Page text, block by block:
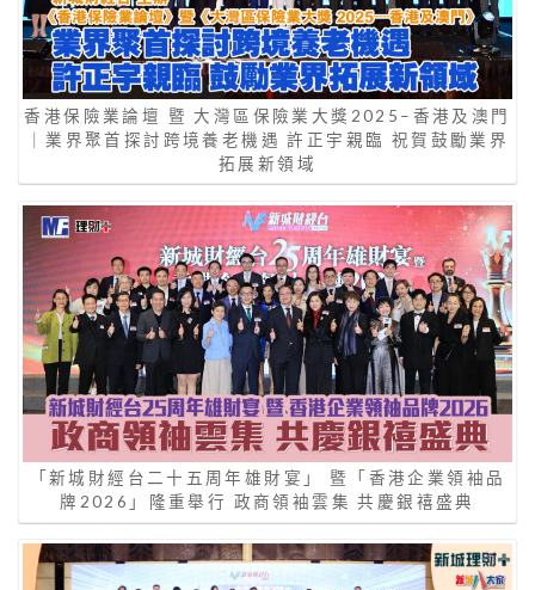
香港保險業論壇 暨 大灣區保險業大獎2025–香港及澳門
｜業界聚首探討跨境養老機遇 許正宇親臨 祝賀鼓勵業界
拓展新領域
「新城財經台二十五周年雄財宴」 暨「香港企業領袖品
牌2026」隆重舉行 政商領袖雲集 共慶銀禧盛典